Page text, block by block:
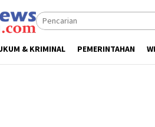
& KRIMINAL PEMERINTAHAN